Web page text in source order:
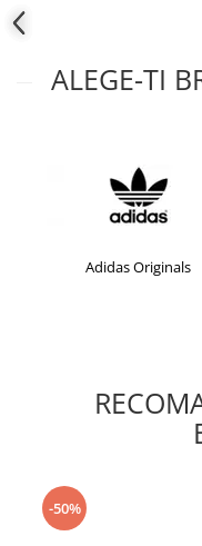
ALEGE-TI
-50%